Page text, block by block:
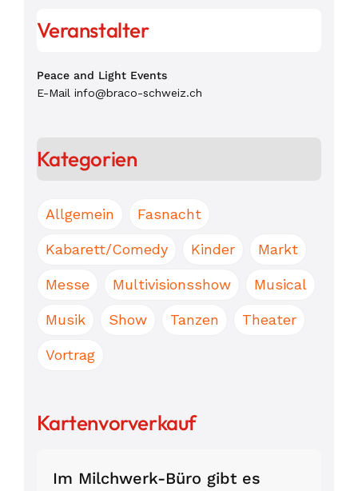
Veranstalter
Peace and Light Events
E-Mail info@braco-schweiz.ch
Kategorien
Allgemein Fasnacht
Kabarett/Comedy Kinder Markt
Messe Multivisionsshow Musical
Musik Show Tanzen Theater
Vortrag
Kartenvorverkauf
Im Milchwerk-Büro gibt es